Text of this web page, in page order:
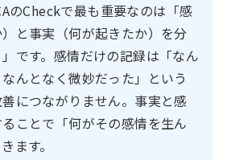
のCheckで最も重要なのは「感
と事実（何が起きたか）を分
です。感情だけの記録は「なん
んとなく微妙だった」という
につながりません。事実と感
ことで「何がその感情を生ん
ます。